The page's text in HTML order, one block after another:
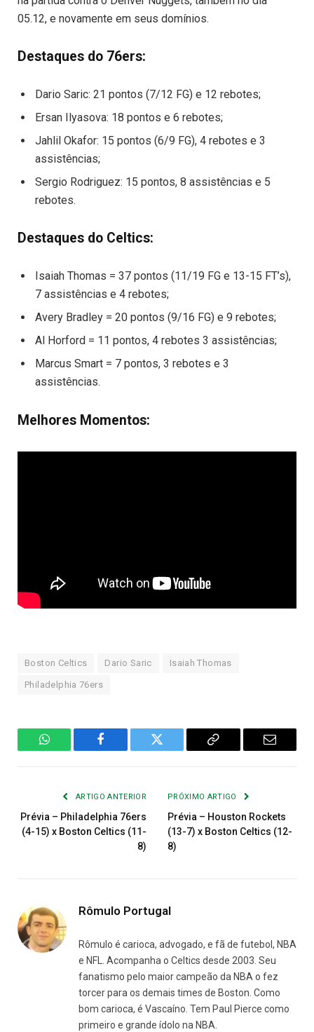
05.12, e novamente em seus domínios.
Destaques do 76ers:
Dario Saric: 21 pontos (7/12 FG) e 12 rebotes;
Ersan Ilyasova: 18 pontos e 6 rebotes;
Jahlil Okafor: 15 pontos (6/9 FG), 4 rebotes e 3
assistências;
Sergio Rodriguez: 15 pontos, 8 assistências e 5
rebotes.
Destaques do Celtics:
Isaiah Thomas = 37 pontos (11/19 FG e 13-15 FT’s),
7 assistências e 4 rebotes;
Avery Bradley = 20 pontos (9/16 FG) e 9 rebotes;
Al Horford = 11 pontos, 4 rebotes 3 assistências;
Marcus Smart = 7 pontos, 3 rebotes e 3
assistências.
Melhores Momentos:
Boston Celtics Dario Saric Isaiah Thomas
Philadelphia 76ers
WhatsAppFacebook Twitter
Copiar
E-
ARTIGO ANTERIOR
Prévia – Philadelphia 76ers
(4-15) x Boston Celtics (11-
8)
PRÓXIMO ARTIGO
Prévia – Houston Rockets
(13-7) x Boston Celtics (12-
8)
Rômulo Portugal
Rômulo é carioca, advogado, e fã de futebol, NBA
e NFL. Acompanha o Celtics desde 2003. Seu
fanatismo pelo maior campeão da NBA o fez
torcer para os demais times de Boston. Como
bom carioca, é Vascaíno. Tem Paul Pierce como
primeiro e grande ídolo na NBA.